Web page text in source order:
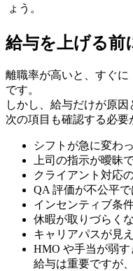
ょう。
給与を上げる前
離職率が高いと、すぐに
です。
しかし、給与だけが原因
次の項目も確認する必要
シフトが急に変わ
上司の指示が曖昧
クライアント対応
QA 評価が不公平
インセンティブ条
休暇が取りづらく
キャリアパスが見
HMO や手当が弱す
給与は重要ですが